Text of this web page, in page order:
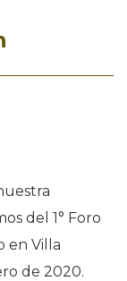
del 1° Foro
en Villa
de 2020.